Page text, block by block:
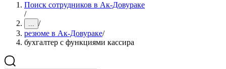
Поиск сотрудников в Ак-Довураке
/
... /
резюме в Ак-Довураке/
бухгалтер с функциями кассира